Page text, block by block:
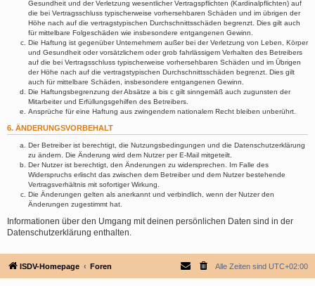
Gesundheit und der Verletzung wesentlicher Vertragspflichten (Kardinalpflichten) auf
die bei Vertragsschluss typischerweise vorhersehbaren Schäden und im übrigen der
Höhe nach auf die vertragstypischen Durchschnittsschäden begrenzt. Dies gilt auch
für mittelbare Folgeschäden wie insbesondere entgangenen Gewinn.
Die Haftung ist gegenüber Unternehmern außer bei der Verletzung von Leben, Körper
und Gesundheit oder vorsätzlichem oder grob fahrlässigem Verhalten des Betreibers
auf die bei Vertragsschluss typischerweise vorhersehbaren Schäden und im Übrigen
der Höhe nach auf die vertragstypischen Durchschnittsschäden begrenzt. Dies gilt
auch für mittelbare Schäden, insbesondere entgangenen Gewinn.
Die Haftungsbegrenzung der Absätze a bis c gilt sinngemäß auch zugunsten der
Mitarbeiter und Erfüllungsgehilfen des Betreibers.
Ansprüche für eine Haftung aus zwingendem nationalem Recht bleiben unberührt.
6. ÄNDERUNGSVORBEHALT
Der Betreiber ist berechtigt, die Nutzungsbedingungen und die Datenschutzerklärung
zu ändern. Die Änderung wird dem Nutzer per E-Mail mitgeteilt.
Der Nutzer ist berechtigt, den Änderungen zu widersprechen. Im Falle des
Widerspruchs erlischt das zwischen dem Betreiber und dem Nutzer bestehende
Vertragsverhältnis mit sofortiger Wirkung.
Die Änderungen gelten als anerkannt und verbindlich, wenn der Nutzer den
Änderungen zugestimmt hat.
Informationen über den Umgang mit deinen persönlichen Daten sind in der
Datenschutzerklärung enthalten.
ISDV-Homepage Foren Alle Zeiten sind UTC+02:00